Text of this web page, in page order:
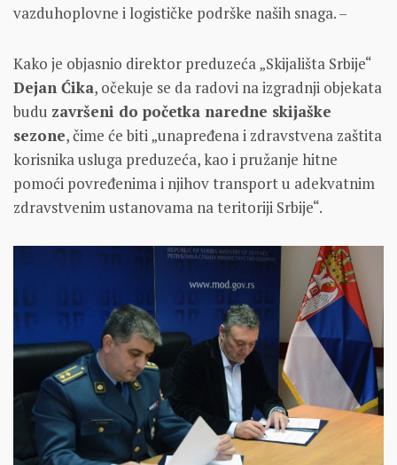
vazduhoplovne i logističke podrške naših snaga. –
Kako je objasnio direktor preduzeća „Skijališta Srbije“
Dejan Ćika, očekuje se da radovi na izgradnji objekata
budu završeni do početka naredne skijaške
sezone, čime će biti „unapređena i zdravstvena zaštita
korisnika usluga preduzeća, kao i pružanje hitne
pomoći povređenima i njihov transport u adekvatnim
zdravstvenim ustanovama na teritoriji Srbije“.